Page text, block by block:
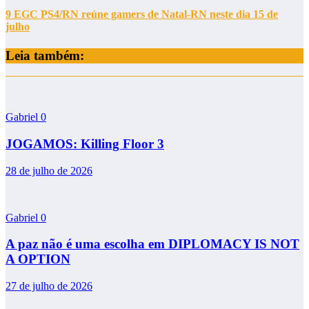
9 EGC PS4/RN reúne gamers de Natal-RN neste dia 15 de
julho
Leia também:
Gabriel 0
JOGAMOS: Killing Floor 3
28 de julho de 2026
Gabriel 0
A paz não é uma escolha em DIPLOMACY IS NOT
A OPTION
27 de julho de 2026